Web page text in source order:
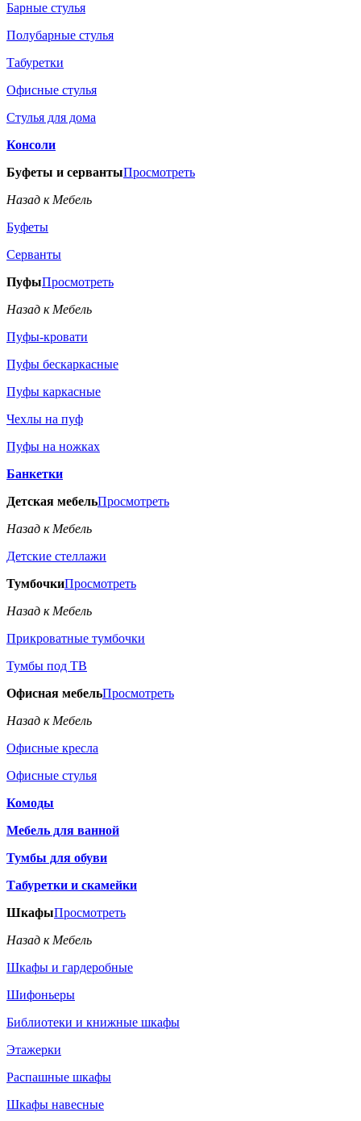
Барные стулья
Полубарные стулья
Табуретки
Офисные стулья
Стулья для дома
Консоли
Буфеты и сервантыПросмотреть
Назад к Мебель
Буфеты
Серванты
ПуфыПросмотреть
Назад к Мебель
Пуфы-кровати
Пуфы бескаркасные
Пуфы каркасные
Чехлы на пуф
Пуфы на ножках
Банкетки
Детская мебельПросмотреть
Назад к Мебель
Детские стеллажи
ТумбочкиПросмотреть
Назад к Мебель
Прикроватные тумбочки
Тумбы под ТВ
Офисная мебельПросмотреть
Назад к Мебель
Офисные кресла
Офисные стулья
Комоды
Мебель для ванной
Тумбы для обуви
Табуретки и скамейки
ШкафыПросмотреть
Назад к Мебель
Шкафы и гардеробные
Шифоньеры
Библиотеки и книжные шкафы
Этажерки
Распашные шкафы
Шкафы навесные